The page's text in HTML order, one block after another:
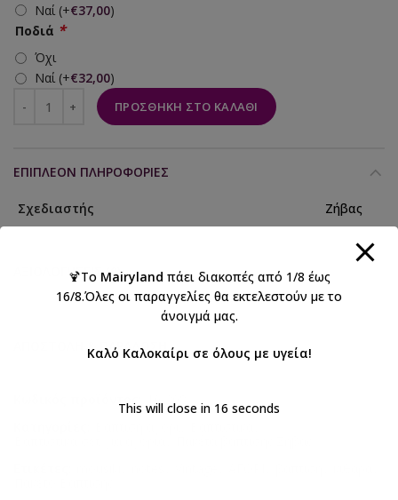
Ναί (+€37,00)
Ποδιά *
Όχι
Ναί (+€32,00)
ΠΡΟΣΘΉΚΗ ΣΤΟ ΚΑΛΆΘΙ
ΕΠΙΠΛΈΟΝ ΠΛΗΡΟΦΟΡΊΕΣ
Σχεδιαστής Ζήβας
ΑΞΙΟΛΟΓΉΣΕΙΣ (0)
ΑΠΟΣΤΟΛΉ & ΠΑΡΆΔΟΣΗ
Κωδικός προϊόντος:
10-208
🍹Το Mairyland πάει διακοπές από 1/8 έως
16/8.Όλες οι παραγγελίες θα εκτελεστούν με το
άνοιγμά μας.
Καλό Καλοκαίρι σε όλους με υγεία!
This will close in 15 seconds